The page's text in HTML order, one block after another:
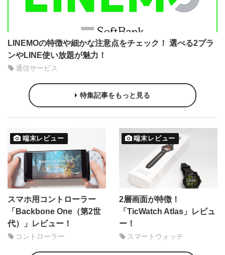
LINEMOの特徴や細かな注意点をチェック！ 選べる2プラ
ンやLINE使い放題が魅力！
通信サービス
特集記事をもっと見る
端末レビュー
スマホ用コントローラー
「Backbone One（第2世
代）」レビュー！
コントローラー
端末レビュー
2層画面が特徴！
「TicWatch Atlas」レビュ
ー！
スマートウォッチ